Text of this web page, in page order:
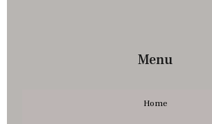
Menu
Home